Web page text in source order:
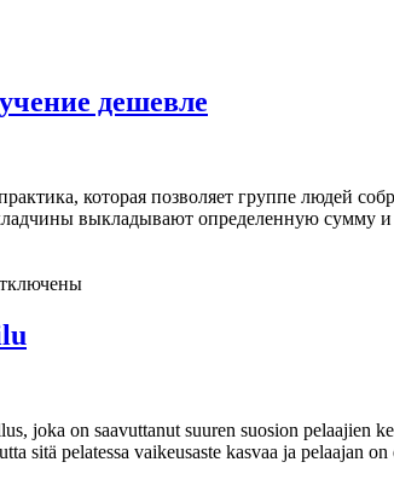
дешевле
которая позволяет группе людей
выкладывают определенную сумму и
joka on saavuttanut suuren suosion pelaajien
sitä pelatessa vaikeusaste kasvaa ja pelaajan